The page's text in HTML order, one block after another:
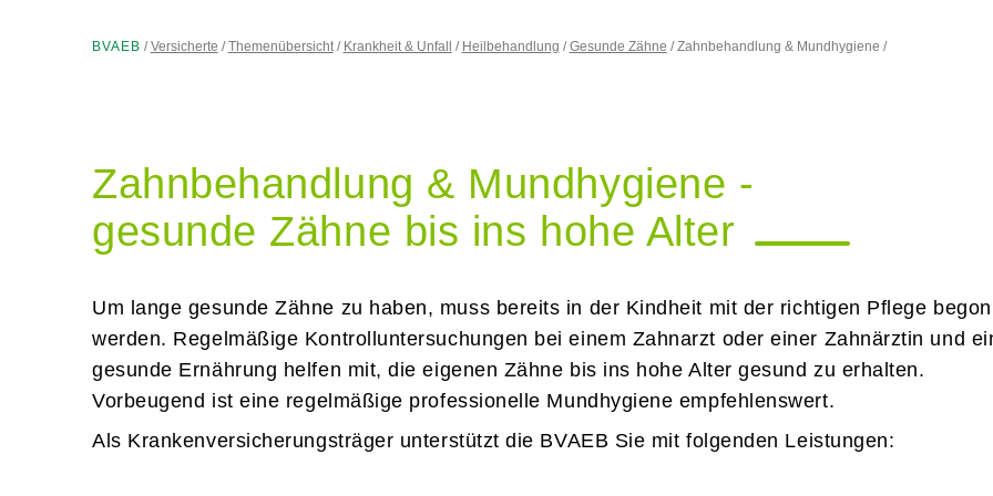
BVAEB Versicherte Themenübersicht Krankheit & Unfall Heilbehandlung Gesunde Zähne Zahnbehandlung & Mundhygiene
Zahnbehandlung & Mundhygiene -
gesunde Zähne bis ins hohe Alter
Um lange gesunde Zähne zu haben, muss bereits in der Kindheit mit der richtigen Pflege
begonnen werden. Regelmäßige Kontrolluntersuchungen bei einem Zahnarzt oder einer
Zahnärztin und eine gesunde Ernährung helfen mit, die eigenen Zähne bis ins hohe Alter
zu erhalten. Vorbeugend ist eine regelmäßige professionelle Mundhygiene empfehlenswert.
Als Krankenversicherungsträger unterstützt die BVAEB Sie mit folgenden Leistungen: